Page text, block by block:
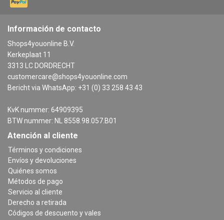
Información de contacto
Shops4youonline B.V.
Kerkeplaat 11
3313 LC DORDRECHT
customercare@shops4youonline.com
Bericht via WhatsApp: +31 (0) 33 258 43 43
KvK nummer: 64909395
BTW nummer: NL 8558.98.057.B01
Atención al cliente
Términos y condiciones
Envíos y devoluciones
Quiénes somos
Métodos de pago
Servicio al cliente
Derecho a retirada
Códigos de descuento y vales